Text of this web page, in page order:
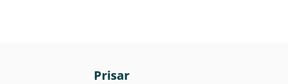
Prisar